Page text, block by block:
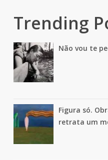
Trending
Não vou te
Figura só.
retrata um